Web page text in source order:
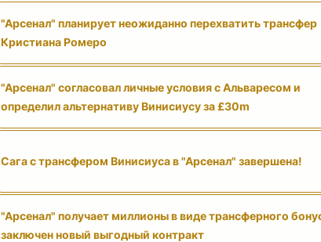
"Арсенал" планирует неожиданно перехватить трансфер
Кристиана Ромеро
"Арсенал" согласовал личные условия с Альваресом и
определил альтернативу Винисиусу за £30m
Сага с трансфером Винисиуса в "Арсенал" завершена!
"Арсенал" получает миллионы в виде трансферного
заключен новый выгодный контракт